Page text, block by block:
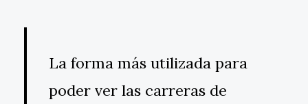
La forma más utilizada para
poder ver las carreras de